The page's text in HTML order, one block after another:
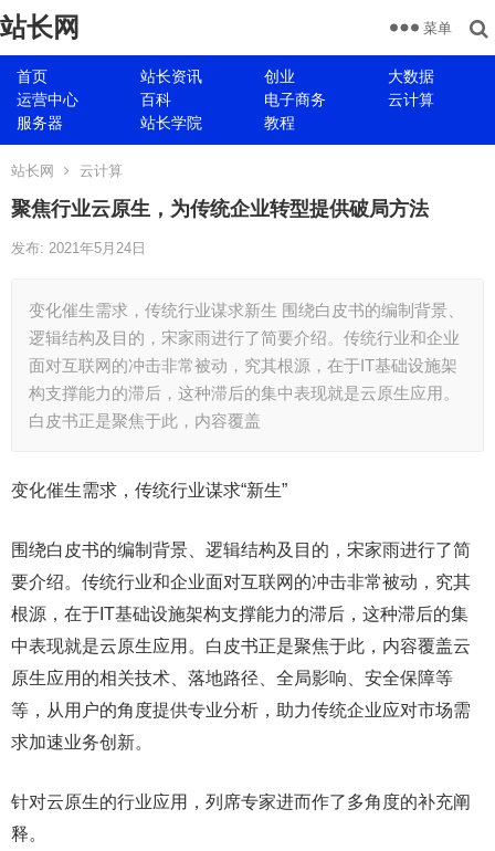
站长网
首页 站长资讯 创业
大数据
运营中心
百科 电子商务
云计算
服务器
站长学院 教程
菜单
站长网 云计算
聚焦行业云原生，为传统企业转型提供破局方法
发布: 2021年5月24日
变化催生需求，传统行业谋求新生 围绕白皮书的编制背景、
逻辑结构及目的，宋家雨进行了简要介绍。传统行业和企业
面对互联网的冲击非常被动，究其根源，在于IT基础设施架
构支撑能力的滞后，这种滞后的集中表现就是云原生应用。
白皮书正是聚焦于此，内容覆盖
变化催生需求，传统行业谋求“新生”
围绕白皮书的编制背景、逻辑结构及目的，宋家雨进行了简
要介绍。传统行业和企业面对互联网的冲击非常被动，究其
根源，在于IT基础设施架构支撑能力的滞后，这种滞后的集
中表现就是云原生应用。白皮书正是聚焦于此，内容覆盖云
原生应用的相关技术、落地路径、全局影响、安全保障等
等，从用户的角度提供专业分析，助力传统企业应对市场需
求加速业务创新。
针对云原生的行业应用，列席专家进而作了多角度的补充阐
释。